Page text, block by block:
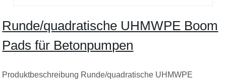
Runde/quadratische UHMWPE Boom
Pads für Betonpumpen
Produktbeschreibung Runde/quadratische UHMWPE